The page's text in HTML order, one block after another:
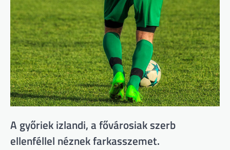
A győriek izlandi, a fővárosiak szerb
ellenféllel néznek farkasszemet.